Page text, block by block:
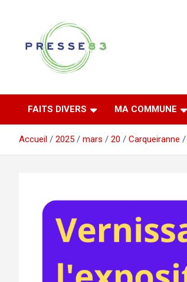
Presse 83
FAITS DIVERS MA COMMUNE
Accueil 2025 mars 20 Carqueiranne